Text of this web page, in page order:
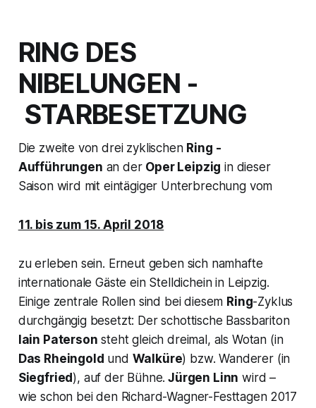
RING DES
NIBELUNGEN -
STARBESETZUNG
Die zweite von drei zyklischen Ring -
Aufführungen an der Oper Leipzig in dieser
Saison wird mit eintägiger Unterbrechung vom
11. bis zum 15. April 2018
zu erleben sein. Erneut geben sich namhafte
internationale Gäste ein Stelldichein in Leipzig.
Einige zentrale Rollen sind bei diesem Ring-Zyklus
durchgängig besetzt: Der schottische Bassbariton
Iain Paterson steht gleich dreimal, als Wotan (in
Das Rheingold und Walküre) bzw. Wanderer (in
Siegfried), auf der Bühne. Jürgen Linn wird –
wie schon bei den Richard-Wagner-Festtagen 2017